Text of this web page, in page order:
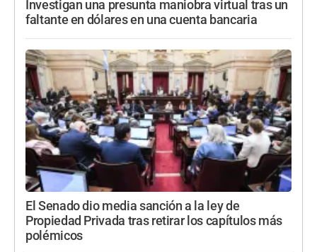
Investigan una presunta maniobra virtual tras un
faltante en dólares en una cuenta bancaria
El Senado dio media sanción a la ley de
Propiedad Privada tras retirar los capítulos más
polémicos